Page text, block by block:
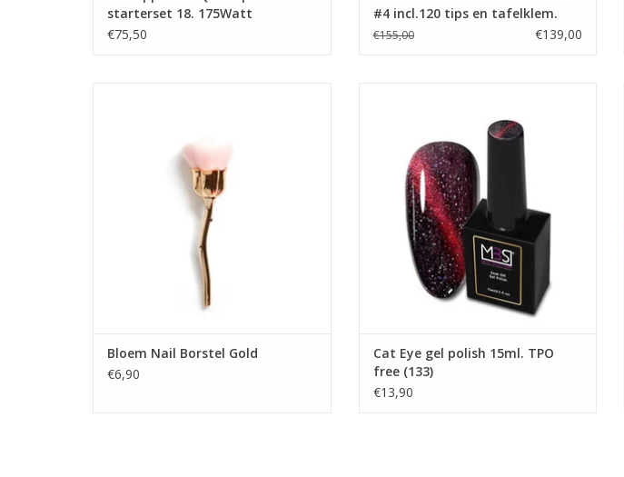
starterset 18. 175Watt
€75,50
#4 incl.120 tips en tafelklem.
€155,00 €139,00
Opleidingen
Biab cursus
Acryl cursus
Prijzen zijn incl. BTW
TOEVOEGEN AAN WINKELWAGEN
Bloem Nail Borstel Gold
€6,90
Showroom
Prijzen zijn incl. BTW
TOEVOEGEN AAN WINKELWAGEN
Cat Eye gel polish 15ml. TPO
free (133)
€13,90